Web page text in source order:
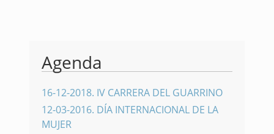
Agenda
16-12-2018. IV CARRERA DEL GUARRINO
12-03-2016. DÍA INTERNACIONAL DE LA
MUJER